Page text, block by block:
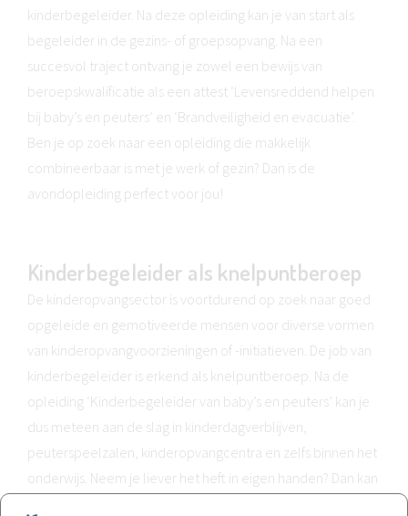
kinderbegeleider. Na deze opleiding kan je van start als
begeleider in de gezins- of groepsopvang. Na een
succesvol traject ontvang je zowel een bewijs van
beroepskwalificatie als een attest ‘Levensreddend helpen
bij baby’s en peuters’ en ‘Brandveiligheid en evacuatie’.
Ben je op zoek naar een opleiding die makkelijk
combineerbaar is met je werk of gezin? Dan is de
avondopleiding perfect voor jou!
Kinderbegeleider als knelpuntberoep
De kinderopvangsector is voortdurend op zoek naar goed
opgeleide en gemotiveerde mensen voor diverse vormen
van kinderopvangvoorzieningen of -initiatieven. De job van
kinderbegeleider is erkend als knelpuntberoep. Na de
opleiding ‘Kinderbegeleider van baby’s en peuters’ kan je
dus meteen aan de slag in kinderdagverblijven,
peuterspeelzalen, kinderopvangcentra en zelfs binnen het
onderwijs. Neem je liever het heft in eigen handen? Dan kan